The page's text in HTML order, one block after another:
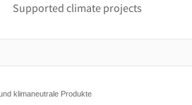
Supported climate projects
klimaneutrale Produkte